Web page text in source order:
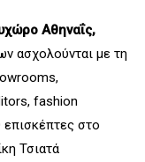
Αθηναΐς,
ασχολούνται με τη
fashion
στο
Τσιατά